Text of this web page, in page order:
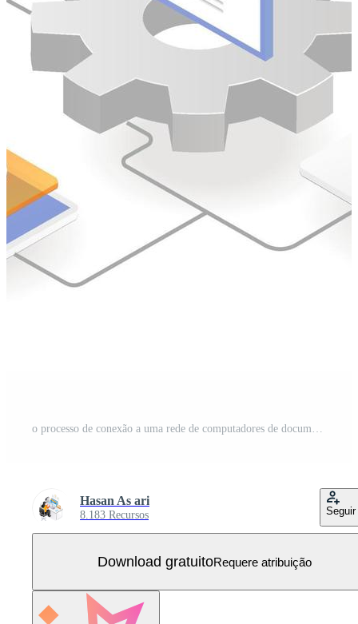
o processo de conexão a uma rede de computadores de documentos de dados Vetor Grátis
Hasan As ari
8.183 Recursos Seguir
Download gratuitoRequere atribuição